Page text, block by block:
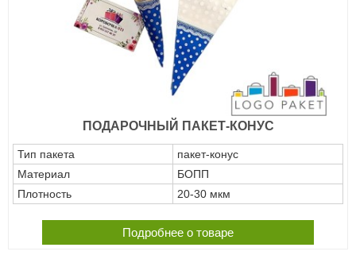
ПОДАРОЧНЫЙ ПАКЕТ-КОНУС
Тип пакета
пакет-конус
Материал
БОПП
Плотность
20-30 мкм
Подробнее о товаре